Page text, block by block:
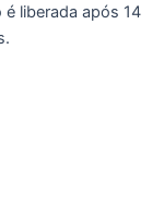
liberada após 14